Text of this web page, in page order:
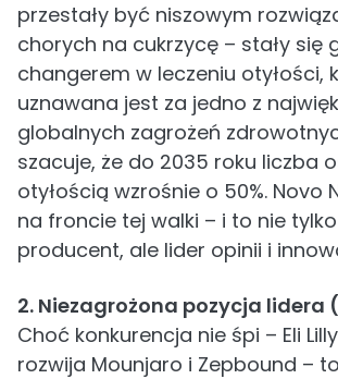
przestały być niszowym
chorych na cukrzycę – stały się
changerem w leczeniu otyłości,
uznawana jest za jedno z
globalnych zagrożeń
szacuje, że do 2035 roku liczba
otyłością wzrośnie o 50%. Novo
na froncie tej walki – i to nie
producent, ale lider opinii i
2. Niezagrożona pozycja lidera
Choć konkurencja nie śpi – Eli
rozwija Mounjaro i Zepbound –